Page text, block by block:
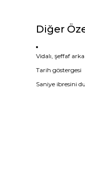
Diğer
Vidalı, şeffaf
Tarih göstergesi
Saniye ibresini